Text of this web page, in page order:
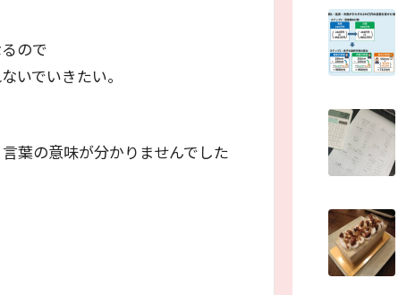
ので
いでいきたい。
葉の意味が分かりませんでした